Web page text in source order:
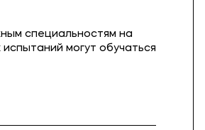
специальностям на
могут обучаться